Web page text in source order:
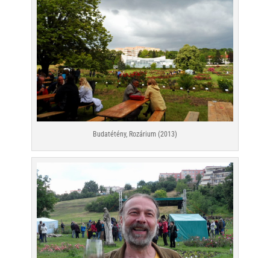
Budatétény, Rozárium (2013)